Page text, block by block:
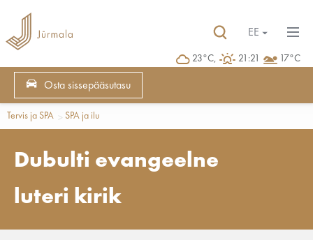
23°C, 21:21 17°C
EE
Osta sissepääsutasu
Tervis ja SPA SPA ja ilu
Dubulti evangeelne
luteri kirik